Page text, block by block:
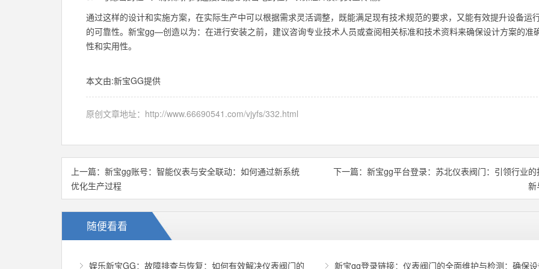
通过这样的设计和实施方案，在实际生产中可以根据需求灵活调整，既能满足现有技术规范的要求，又能有效提升设备运
的可靠性。新宝gg—创造以为：在进行安装之前，建议咨询专业技术人员或查阅相关标准和技术资料来确保设计方案的准
性和实用性。
本文由:新宝GG提供
原创文章地址： http://www.66690541.com/vjyfs/332.html
上一篇： 新宝gg账号：智能仪表与安全联动：如何通过新系统
优化生产过程
下一篇： 新宝gg平台登录：苏北仪表阀门：引领行业的
新
随便看看
娱乐新宝GG：故障排查与恢复：如何有效解决仪表阀门的 新宝gg登录链接：仪表阀门的全面维护与检测：确保